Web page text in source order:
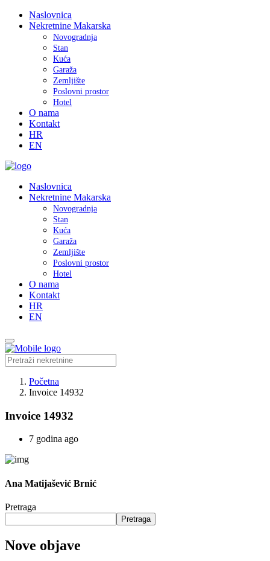
Naslovnica
Nekretnine Makarska
Novogradnja
Stan
Kuća
Garaža
Zemljište
Poslovni prostor
Hotel
O nama
Kontakt
HR
EN
Naslovnica
Nekretnine Makarska
Novogradnja
Stan
Kuća
Garaža
Zemljište
Poslovni prostor
Hotel
O nama
Kontakt
HR
EN
Početna
Invoice 14932
Invoice 14932
7 godina ago
Ana Matijašević Brnić
Pretraga
Pretraga
Nove objave